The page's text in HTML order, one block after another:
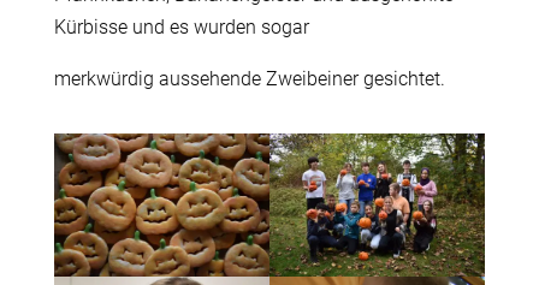
Kürbisse und es wurden sogar
merkwürdig aussehende Zweibeiner gesichtet.